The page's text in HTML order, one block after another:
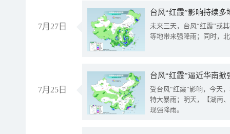
7月27日
台风“红霞”影响持续
未来三天，台风“红霞”或
等地带来强降雨；同时，
7月25日
台风“红霞”逼近华南
受台风“红霞”影响，今天
特大暴雨；明天，【湖南
现强降雨。